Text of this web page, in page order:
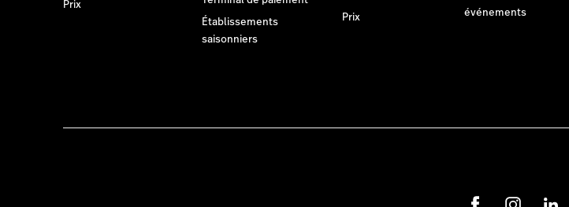
Prix
Établissements
saisonniers
Prix
événements